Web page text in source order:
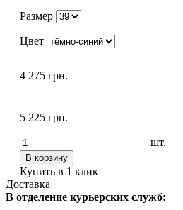
Размер
Цвет
4 275 грн.
5 225 грн.
шт.
Купить в 1 клик
Доставка
В отделение курьерских служб: